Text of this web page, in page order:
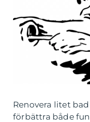
Renovera litet
förbättra både